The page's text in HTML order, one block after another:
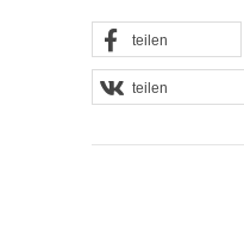
teilen
teilen